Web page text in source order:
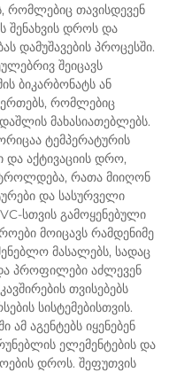
რომლებიც თავისდევენ
შენახვის დროს და
დამუშავების პროცესში.
შეიცავს
ბიკარბონატს ან
რომლებიც
მახასიათებლებს.
ტემპერატურის
და აქტივაციის დრო,
რათა მიიღონ
და სასურველი
სთვის გამოყენებული
მოიცავს რამდენიმე
მასალებს, სადაც
პროფილები აძლევენ
თვისებებს
სისტემებისთვის.
აგენტებს იყენებენ
ელემენტების და
დროს. შეფუთვის